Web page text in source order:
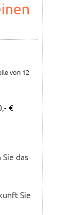
von 12
€
das
Sie